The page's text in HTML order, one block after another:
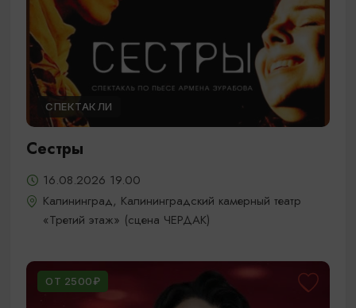
СПЕКТАКЛИ
Сестры
16.08.2026 19.00
Калининград, Калининградский камерный театр
«Третий этаж» (сцена ЧЕРДАК)
ОТ 2500₽